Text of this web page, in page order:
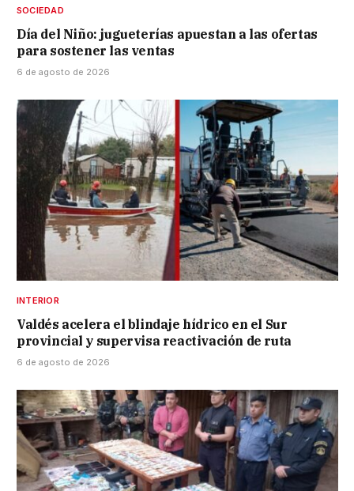
SOCIEDAD
Día del Niño: jugueterías apuestan a las ofertas
para sostener las ventas
6 de agosto de 2026
INTERIOR
Valdés acelera el blindaje hídrico en el Sur
provincial y supervisa reactivación de ruta
6 de agosto de 2026